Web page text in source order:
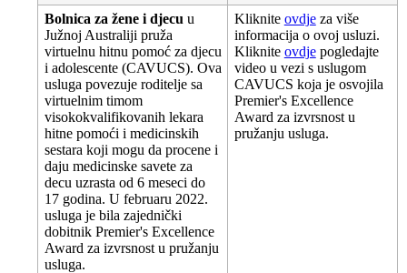
Bolnica za žene i djecu u
Južnoj Australiji pruža
virtuelnu hitnu pomoć za djecu
i adolescente (CAVUCS). Ova
usluga povezuje roditelje sa
virtuelnim timom
visokokvalifikovanih lekara
hitne pomoći i medicinskih
sestara koji mogu da procene i
daju medicinske savete za
decu uzrasta od 6 meseci do
17 godina. U februaru 2022.
usluga je bila zajednički
dobitnik Premier's Excellence
Award za izvrsnost u pružanju
usluga.
Kliknite ovdje za više
informacija o ovoj usluzi.
Kliknite ovdje pogledajte
video u vezi s uslugom
CAVUCS koja je osvojila
Premier's Excellence
Award za izvrsnost u
pružanju usluga.